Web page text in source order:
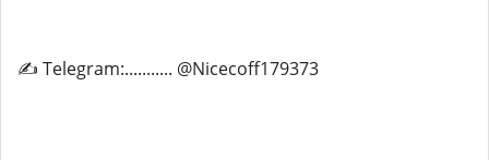
✍ Telegram:........... @Nicecoff179373